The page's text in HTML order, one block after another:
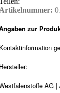
zur
AG |